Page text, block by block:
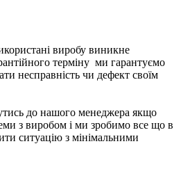
виробу виникне
терміну ми гарантуємо
несправність чи дефект своїм
до нашого менеджера якщо
з виробом і ми зробимо все що в
ситуацію з мінімальними